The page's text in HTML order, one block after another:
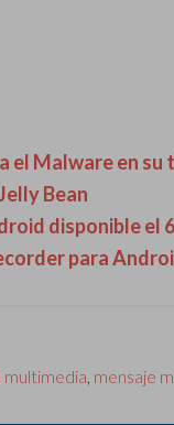
el Malware en su
Bean
disponible el
para
multimedia, mensaje